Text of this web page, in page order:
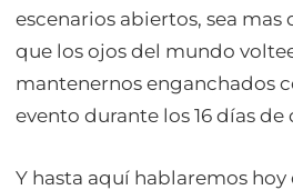
escenarios abiertos, sea mas
que los ojos del mundo
mantenernos enganchados
evento durante los 16 días de
Y hasta aquí hablaremos hoy